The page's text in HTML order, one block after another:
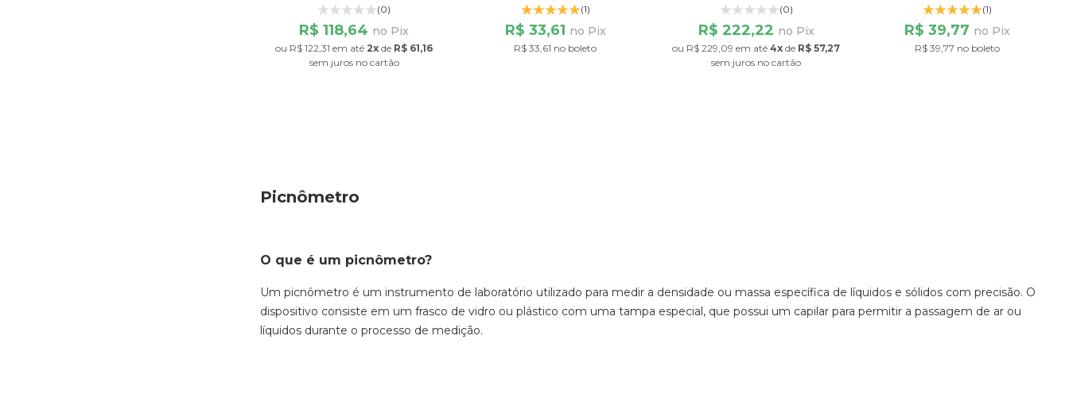
(0)
R$ 118,64 no Pix
ou R$ 122,31 em até 2x de R$ 61,16
sem jurosno cartão
(1)
R$ 33,61 no Pix
R$ 33,61 no boleto
(0)
R$ 222,22 no Pix
ou R$ 229,09 em até4x de R$ 57,27
sem juros no cartão
(1)
R$ 39,77 no Pix
R$ 39,77 no boleto
Picnômetro
O que é um picnômetro?
Um picnômetro é um instrumento de laboratório utilizado para medir a densidade ou massa específica de líquidos e sólidos com precisão. O
dispositivo consiste em um frasco de vidro ou plástico com uma tampa especial, que possui um capilar para permitir a passagem de ar ou
líquidos durante o processo de medição.